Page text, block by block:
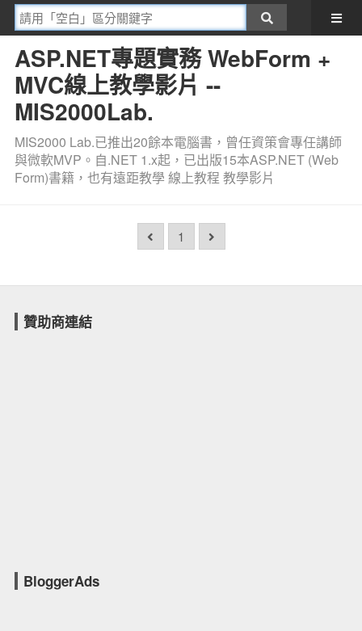
ASP.NET專題實務 WebForm +
MVC線上教學影片 --
MIS2000Lab.
MIS2000 Lab.已推出20餘本電腦書，曾任資策會專任講師
與微軟MVP。自.NET 1.x起，已出版15本ASP.NET (Web
Form)書籍，也有遠距教學 線上教程 教學影片
1
贊助商連結
BloggerAds